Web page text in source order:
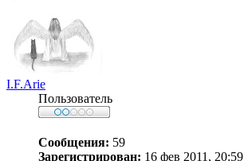
I.F.Arie
Пользователь
Сообщения: 59
Зарегистрирован: 16 фев 2011, 20:59